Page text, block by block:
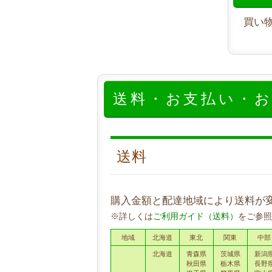
買い
送料・お支払い・
送料
購入金額と配達地域により送料が
※詳しくはご利用ガイド（送料） をご参
地域 北海道 東北 関東 中部
北海道
青森県
秋田県
茨城県
栃木県
新潟
長野